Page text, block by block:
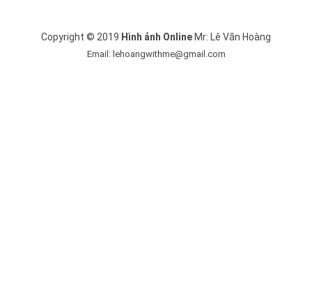
Copyright © 2019 Hình ảnh Online Mr: Lê Văn Hoàng
Email: lehoangwithme@gmail.com